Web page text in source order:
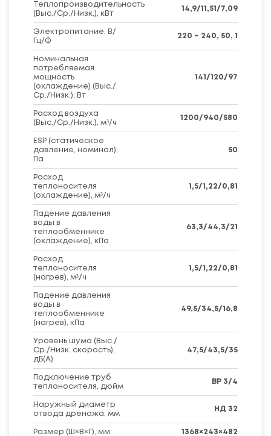
Теплопроизводительность
(Выс./Ср./Низк.), кВт
14,9/11,51/7,09
Электропитание, В/
Гц/Ф
220 ~ 240, 50, 1
Номинальная
потребляемая
мощность
(охлаждение) (Выс./
Ср./Низк.), Вт
141/120/97
Расход воздуха
(Выс./Ср./Низк.), м³/ч
1200/940/580
ESP (статическое
давление, номинал),
Па
50
Расход
теплоносителя
(охлаждение), м³/ч
1,5/1,22/0,81
Падение давления
воды в
теплообменнике
(охлаждение), кПа
63,3/44,3/21
Расход
теплоносителя
(нагрев), м³/ч
1,5/1,22/0,81
Падение давления
воды в
теплообменнике
(нагрев), кПа
49,5/34,5/16,8
Уровень шума (Выс./
Ср./Низк. скорость),
дБ(А)
47,5/43,5/35
Подключение труб
теплоносителя, дюйм
ВР 3/4
Наружный диаметр
отвода дренажа, мм
НД 32
Размер (Ш×В×Г), мм 1368×243×482